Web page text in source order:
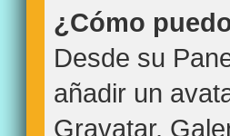
¿Cómo
Desde su
añadir un
Gravatar,